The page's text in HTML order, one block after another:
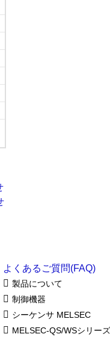
よくあるご質問(FAQ)
製品について
制御機器
シーケンサ MELSEC
MELSEC-QS/WSシリーズ